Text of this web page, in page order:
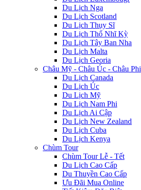
Du Lịch Nga
Du Lịch Scotland
Du Lịch Thụy Sĩ
Du Lịch Thổ Nhĩ Kỳ
Du Lịch Tây Ban Nha
Du Lịch Malta
Du Lịch Georia
Châu Mỹ - Châu Úc - Châu Phi
Du Lịch Canada
Du Lịch Úc
Du Lịch Mỹ
Du Lịch Nam Phi
Du Lịch Ai Cập
Du Lịch New Zealand
Du Lịch Cuba
Du Lịch Kenya
Chùm Tour
Chùm Tour Lễ - Tết
Du Lịch Cao Cấp
Du Thuyền Cao Cấp
Ưu Đãi Mua Online